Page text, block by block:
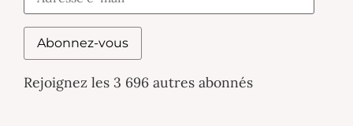
Abonnez-vous
Rejoignez les 3 696 autres abonnés